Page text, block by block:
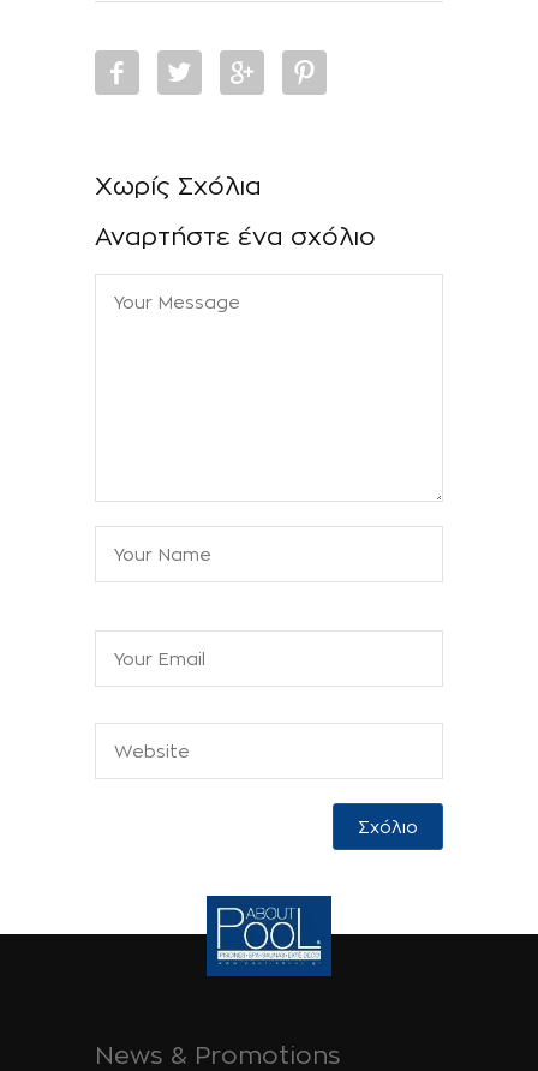
Χωρίς Σχόλια
Αναρτήστε ένα σχόλιο
News & Promotions